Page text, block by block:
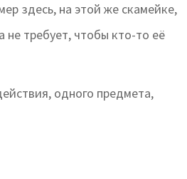
здесь, на этой же скамейке,
не требует, чтобы кто-то её
одного предмета,